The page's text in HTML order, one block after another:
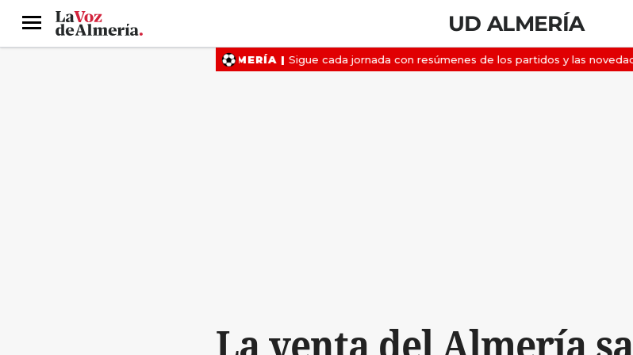
Menú UD ALMERÍA
La venta del Almería